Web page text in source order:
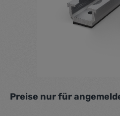
Preise nur für